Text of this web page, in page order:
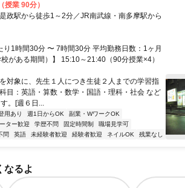
業 90分）
政駅から徒歩1～2分／JR南武線・南多摩駅から
1時間30分 〜 7時間30分 平均勤務日数：1ヶ月
がある期間）】 15:10～21:40（90分授業×4）
対象に、先生１人につき生徒２人までの学習指
目：英語・算数・数学・国語・理科・社会 など
。[週６日...
用あり 週1日からOK
副業・WワークOK
ター歓迎 学歴不問 固定時間制
職場見学可
問 英語 未経験者歓迎 経験者歓迎 ネイルOK 残業なし
なるよ